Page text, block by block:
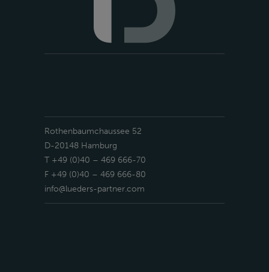
Rothenbaumchaussee 52
D-20148 Hamburg
T +49 (0)40 – 469 666-70
F +49 (0)40 – 469 666-80
info@lueders-partner.com